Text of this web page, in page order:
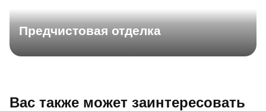
Предчистовая отделка
Вас также может заинтересовать